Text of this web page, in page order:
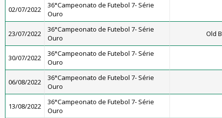
02/07/2022
36°Campeonato de Futebol 7- Série
Ouro
23/07/2022
36°Campeonato de Futebol 7- Série
Ouro
Old
30/07/2022
36°Campeonato de Futebol 7- Série
Ouro
06/08/2022
36°Campeonato de Futebol 7- Série
Ouro
13/08/2022
36°Campeonato de Futebol 7- Série
Ouro